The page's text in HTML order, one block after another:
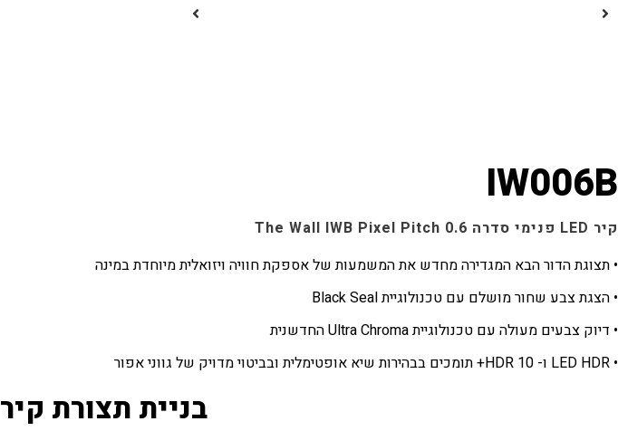
IW006B
קיר LED פנימי סדרה The Wall IWB Pixel Pitch 0.6
• תצוגת הדור הבא המגדירה מחדש את המשמעות של אספקת חוויה ויזואלית מיוחדת במינה
• הצגת צבע שחור מושלם עם טכנולוגיית Black Seal
• דיוק צבעים מעולה עם טכנולוגיית Ultra Chroma החדשנית
• LED HDR ו- HDR 10+ תומכים בבהירות שיא אופטימלית ובביטוי מדויק של גווני אפור
בניית תצורת קיר LED